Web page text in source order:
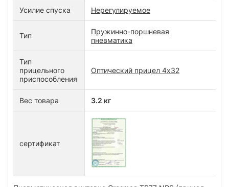
Усилие спуска Нерегулируемое
Тип
Пружинно-поршневая
пневматика
Тип
прицельного
приспособления
Оптический прицел 4х32
Вес товара 3.2 кг
сертификат